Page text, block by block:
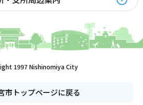
1997 Nishinomiya City
市トップページに戻る